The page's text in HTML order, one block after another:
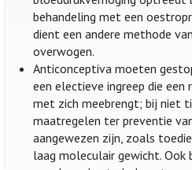
behandeling met een
dient een andere methode
overwogen.
Anticonceptiva moeten
een electieve ingreep die
met zich meebrengt; bij niet
maatregelen ter preventie
aangewezen zijn, zoals
laag moleculair gewicht. Ook